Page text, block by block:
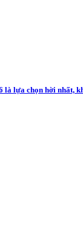
là lựa chọn hời nhất,